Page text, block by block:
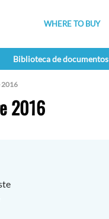
WHERE TO BUY
Biblioteca de documentos
2016
2016